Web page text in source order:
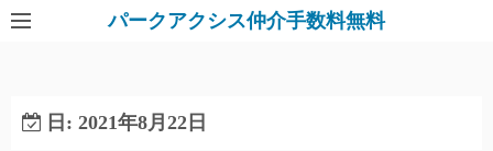
パークアクシス仲介手数料無料
日: 2021年8月22日